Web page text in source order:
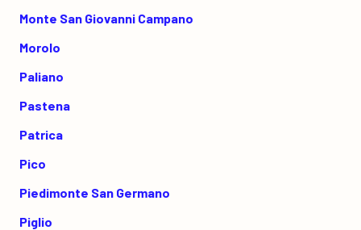
Monte San Giovanni Campano
Morolo
Paliano
Pastena
Patrica
Pico
Piedimonte San Germano
Piglio